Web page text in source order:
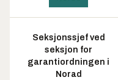
Seksjonssjef ved
seksjon for
garantiordningen i
Norad